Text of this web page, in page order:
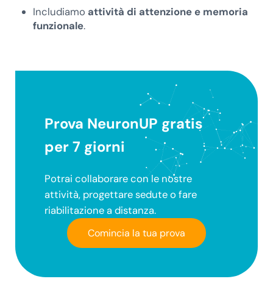
Includiamo attività di attenzione e memoria
funzionale.
Prova NeuronUP gratis
per 7 giorni
Potrai collaborare con le nostre
attività, progettare sedute o fare
riabilitazione a distanza.
Comincia la tua prova